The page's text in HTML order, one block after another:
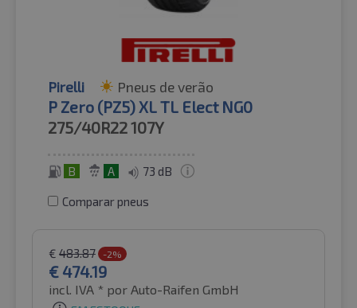
Pirelli Pneus de verão
P Zero (PZ5) XL TL Elect NG0
275/40R22107Y
B A 73 dB
Comparar pneus
€ 483.87 -2%
€ 474.19
incl. IVA * por Auto-Raifen GmbH